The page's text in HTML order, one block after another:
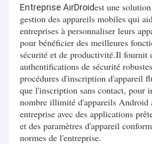
Entreprise AirDroidest une
gestion des appareils mobiles qui
entreprises à personnaliser leurs
pour bénéficier des meilleures
sécurité et de productivité.Il fournit
authentifications de sécurité
procédures d'inscription d'appareil
que l'inscription sans contact, pour
nombre illimité d'appareils Android
entreprise avec des applications
et des paramètres d'appareil
normes de l'entreprise.